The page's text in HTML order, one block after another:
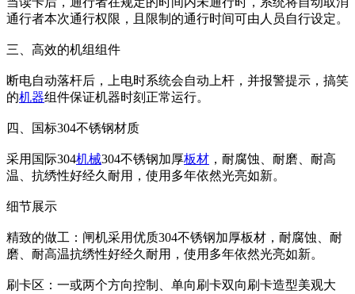
通行者本次通行权限，且限制的通行时间可由人员自行设定。
三、高效的机组组件
断电自动落杆后，上电时系统会自动上杆，并报警提示，搞笑
的机器组件保证机器时刻正常运行。
四、国标304不锈钢材质
采用国际304机械304不锈钢加厚板材 ，耐腐蚀、耐磨、耐高
温、抗绣性好经久耐用，使用多年依然光亮如新。
细节展示
精致的做工：闸机采用优质304不锈钢加厚板材，耐腐蚀、耐
磨、耐高温抗绣性好经久耐用，使用多年依然光亮如新。
刷卡区：一或两个方向控制、单向刷卡双向刷卡造型美观大